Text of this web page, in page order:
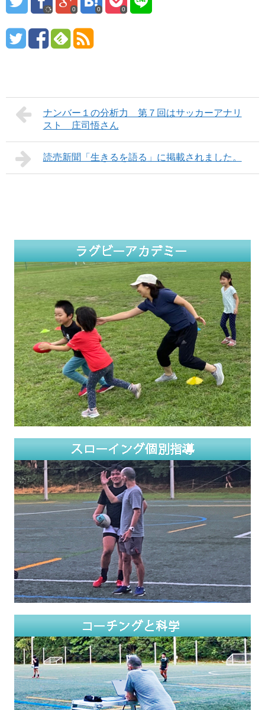
0 0 0
ナンバー１の分析力 第７回はサッカーアナリ
スト 庄司悟さん
読売新聞「生きるを語る」に掲載されました。